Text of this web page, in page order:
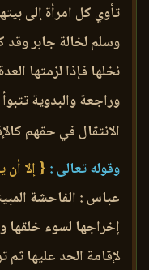
تأوي كل امرأة إلى
وسلم لخالة جابر
نخلها فإذا لزمتها
وراجعة والبدوية
الانتقال في حقهم
وقوله تعالى : { إلا
عباس : الفاحشة
إخراجها لسوء خلقها
لإقامة الحد عليها ثم